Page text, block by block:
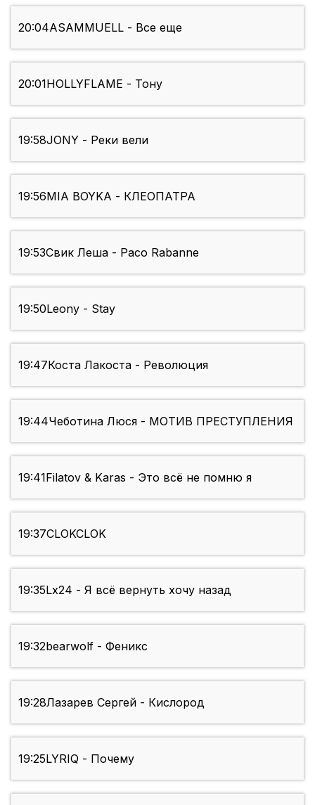
20:04ASAMMUELL - Все еще
20:01HOLLYFLAME - Тону
19:58JONY - Реки вели
19:56MIA BOYKA - КЛЕОПАТРА
19:53Свик Леша - Paco Rabanne
19:50Leony - Stay
19:47Коста Лакоста - Революция
19:44Чеботина Люся - МОТИВ ПРЕСТУПЛЕНИЯ
19:41Filatov & Karas - Это всё не помню я
19:37CLOKCLOK
19:35Lx24 - Я всё вернуть хочу назад
19:32bearwolf - Феникс
19:28Лазарев Сергей - Кислород
19:25LYRIQ - Почему